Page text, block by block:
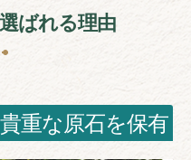
ばれる理由
重な原石を保有